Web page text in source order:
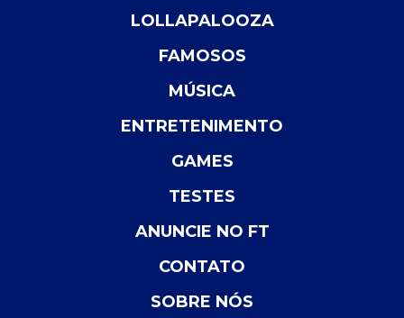
LOLLAPALOOZA
FAMOSOS
MÚSICA
ENTRETENIMENTO
GAMES
TESTES
ANUNCIE NO FT
CONTATO
SOBRE NÓS